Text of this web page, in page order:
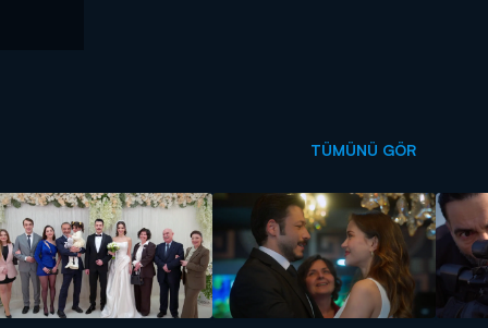
TÜMÜNÜ GÖR